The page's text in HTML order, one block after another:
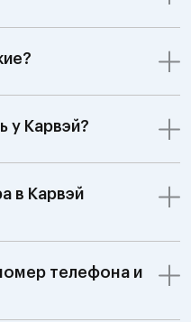
у Карвэй?
в Карвэй
телефона и